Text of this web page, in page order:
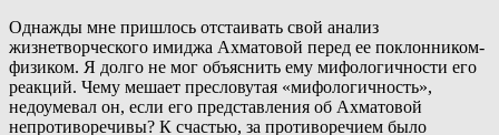
Однажды мне пришлось отстаивать свой анализ
жизнетворческого имиджа Ахматовой перед ее поклонником-
физиком. Я долго не мог объяснить ему мифологичности его
реакций. Чему мешает пресловутая «мифологичность»,
недоумевал он, если его представления об Ахматовой
непротиворечивы? К счастью, за противоречием было